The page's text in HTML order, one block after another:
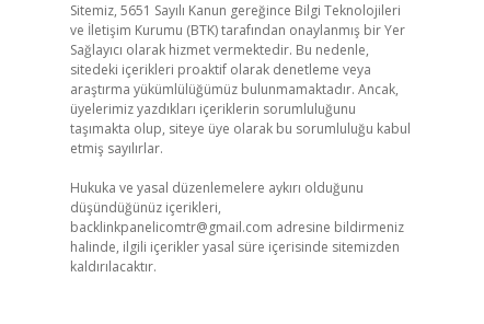
Sitemiz, 5651 Sayılı Kanun gereğince Bilgi Teknolojileri
ve İletişim Kurumu (BTK) tarafından onaylanmış bir Yer
Sağlayıcı olarak hizmet vermektedir. Bu nedenle,
sitedeki içerikleri proaktif olarak denetleme veya
araştırma yükümlülüğümüz bulunmamaktadır. Ancak,
üyelerimiz yazdıkları içeriklerin sorumluluğunu
taşımakta olup, siteye üye olarak bu sorumluluğu kabul
etmiş sayılırlar.
Hukuka ve yasal düzenlemelere aykırı olduğunu
düşündüğünüz içerikleri,
backlinkpanelicomtr@gmail.com adresine bildirmeniz
halinde, ilgili içerikler yasal süre içerisinde sitemizden
kaldırılacaktır.